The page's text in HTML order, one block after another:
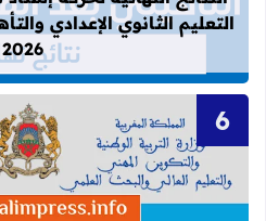
التعليم الثانوي الإعدادي
2026